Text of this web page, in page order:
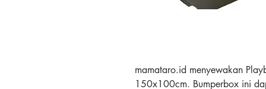
mamataro.id menyewakan
150x100cm. Bumperbox ini